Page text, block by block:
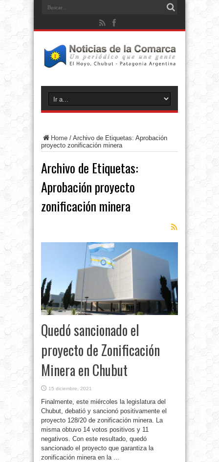
Home / Archivo de Etiquetas: Aprobación
proyecto zonificación minera
Archivo de Etiquetas:
Aprobación proyecto
zonificación minera
Quedó sancionado el
proyecto de Zonificación
Minera en Chubut
15 diciembre, 2021
Finalmente, este miércoles la legislatura del
Chubut, debatió y sancionó positivamente el
proyecto 128/20 de zonificación minera. La
misma obtuvo 14 votos positivos y 11
negativos. Con este resultado, quedó
sancionado el proyecto que garantiza la
zonificación minera en la ...